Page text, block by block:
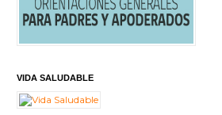
VIDA SALUDABLE